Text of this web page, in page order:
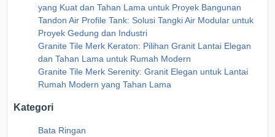
yang Kuat dan Tahan Lama untuk Proyek Bangunan
Tandon Air Profile Tank: Solusi Tangki Air Modular untuk
Proyek Gedung dan Industri
Granite Tile Merk Keraton: Pilihan Granit Lantai Elegan
dan Tahan Lama untuk Rumah Modern
Granite Tile Merk Serenity: Granit Elegan untuk Lantai
Rumah Modern yang Tahan Lama
Kategori
Bata Ringan